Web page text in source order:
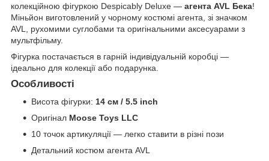
колекційною фігуркою Despicably Deluxe — агента AVL Бека!
Міньйон виготовлений у чорному костюмі агента, зі значком
AVL, рухомими суглобами та оригінальними аксесуарами з
мультфільму.
Фігурка постачається в гарній індивідуальній коробці —
ідеально для колекції або подарунка.
Особливості
Висота фігурки: 14 см / 5.5 inch
Оригінал Moose Toys LLC
10 точок артикуляції — легко ставити в різні пози
Детальний костюм агента AVL